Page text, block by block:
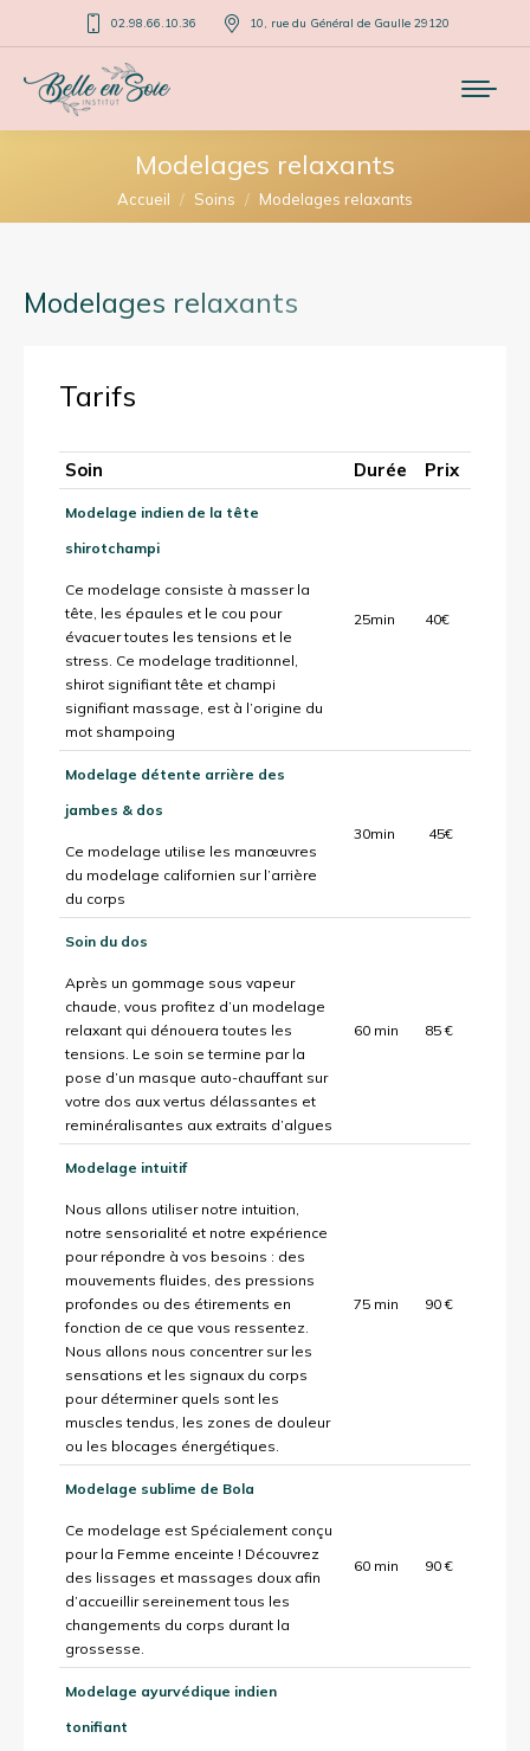
02.98.66.10.36 10, rue du Général de Gaulle 29120
Modelages relaxants
Vous êtes ici :
Accueil Soins Modelages relaxants
Modelages relaxants
Tarifs
Soin Durée Prix
Modelage indien de la tête
shirotchampi
Ce modelage consiste à masser la
tête, les épaules et le cou pour
évacuer toutes les tensions et le
stress. Ce modelage traditionnel,
shirot signifiant tête et champi
signifiant massage, est à l’origine du
mot shampoing
25min 40€
Modelage détente arrière des
jambes & dos
Ce modelage utilise les manœuvres
du modelage californien sur l’arrière
du corps
30min 45€
Soin du dos
Après un gommage sous vapeur
chaude, vous profitez d’un modelage
relaxant qui dénouera toutes les
tensions. Le soin se termine par la
pose d’un masque auto-chauffant sur
votre dos aux vertus délassantes et
reminéralisantes aux extraits d’algues
60 min 85 €
Modelage intuitif
Nous allons utiliser notre intuition,
notre sensorialité et notre expérience
pour répondre à vos besoins : des
mouvements fluides, des pressions
profondes ou des étirements en
fonction de ce que vous ressentez.
Nous allons nous concentrer sur les
sensations et les signaux du corps
pour déterminer quels sont les
muscles tendus, les zones de douleur
ou les blocages énergétiques.
75 min 90 €
Modelage sublime de Bola
Ce modelage est Spécialement conçu
pour la Femme enceinte ! Découvrez
des lissages et massages doux afin
d’accueillir sereinement tous les
changements du corps durant la
grossesse.
60 min 90 €
Modelage ayurvédique indien
tonifiant